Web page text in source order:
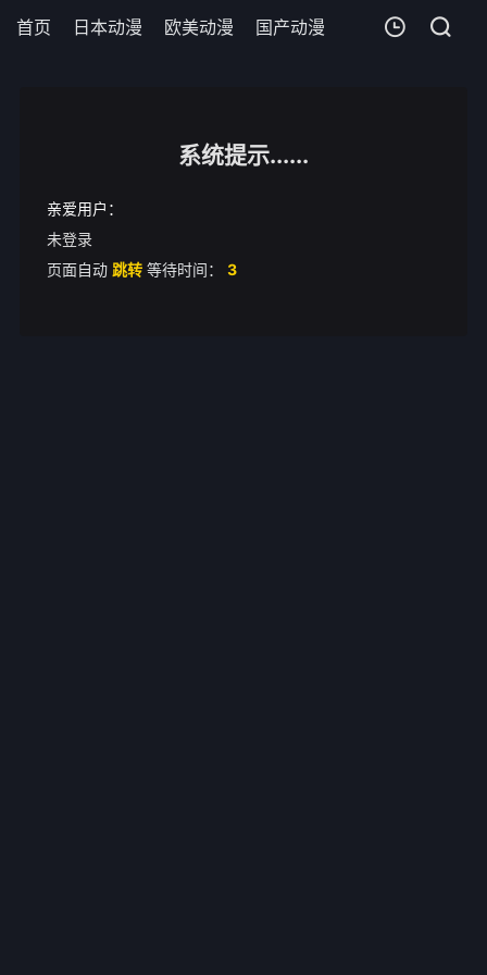
首页 日本动漫 欧美动漫 国产动漫 剧场版 追剧周
清空
系统提示......
亲爱用户：
未登录
页面自动 跳转等待时间： 3